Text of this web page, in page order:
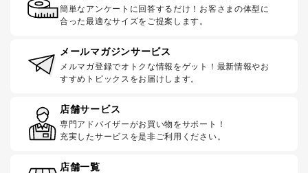
簡単なアンケートに回答するだけ！お客さまの体型に
合った最適なサイズをご提案します。
メールマガジンサービス
メルマガ登録でオトクな情報をゲット！最新情報やお
すすめトピックスをお届けします。
店舗サービス
専門アドバイザーがお買い物をサポート！
充実したサービスを是非ご利用ください。
店舗一覧